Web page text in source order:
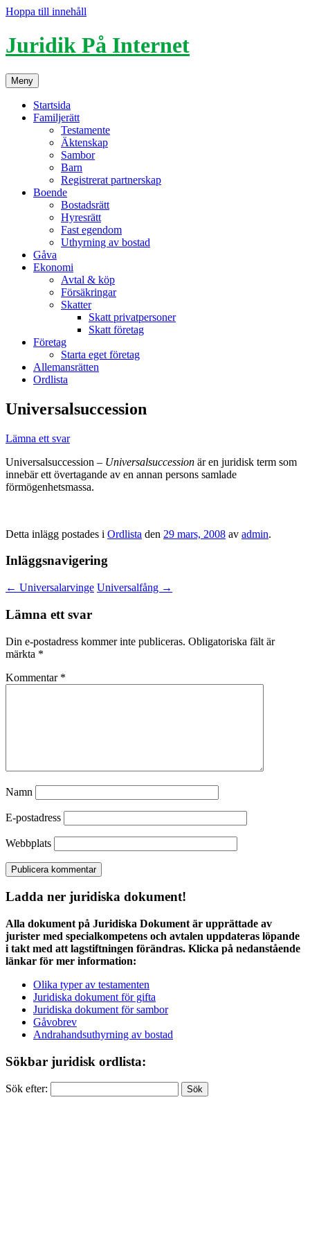
Hoppa till innehåll
Juridik På Internet
Meny
Startsida
Familjerätt
Testamente
Äktenskap
Sambor
Barn
Registrerat partnerskap
Boende
Bostadsrätt
Hyresrätt
Fast egendom
Uthyrning av bostad
Gåva
Ekonomi
Avtal & köp
Försäkringar
Skatter
Skatt privatpersoner
Skatt företag
Företag
Starta eget företag
Allemansrätten
Ordlista
Universalsuccession
Lämna ett svar
Universalsuccession – Universalsuccession är en juridisk term som
innebär ett övertagande av en annan persons samlade
förmögenhetsmassa.
Detta inlägg postades i Ordlista den 29 mars, 2008 av admin.
Inläggsnavigering
← Universalarvinge Universalfång →
Lämna ett svar
Din e-postadress kommer inte publiceras. Obligatoriska fält är
märkta *
Kommentar *
Namn
E-postadress
Webbplats
Ladda ner juridiska dokument!
Alla dokument på Juridiska Dokument är upprättade av
jurister med specialkompetens och avtalen uppdateras löpande
i takt med att lagstiftningen förändras. Klicka på nedanstående
länkar för mer information:
Olika typer av testamenten
Juridiska dokument för gifta
Juridiska dokument för sambor
Gåvobrev
Andrahandsuthyrning av bostad
Sökbar juridisk ordlista:
Sök efter: